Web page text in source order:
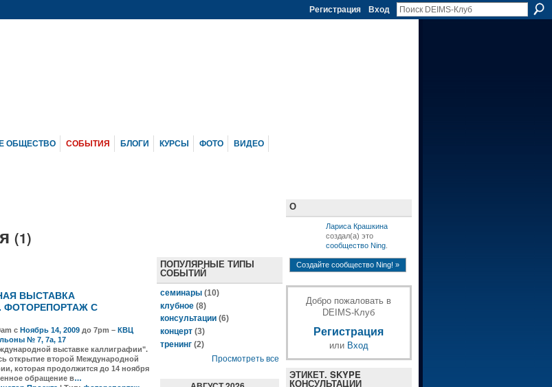
Регистрация Вход
ОБЩЕСТВО СОБЫТИЯ БЛОГИ КУРСЫ ФОТО ВИДЕО
(1)
ВЫСТАВКА
ФОТОРЕПОРТАЖ С
с Ноябрь 14, 2009до 7pm – КВЦ
№ 7, 7а, 17
выставке каллиграфии".
открытие второй Международной
которая продолжится до 14 ноября
обращение в…
ПОПУЛЯРНЫЕ ТИПЫ
СОБЫТИЙ
семинары(10)
клубное(8)
консультации(6)
концерт(3)
тренинг(2)
Просмотреть все
О
Лариса Крашкина
cоздал(а) это
сообщество Ning.
Создайте сообщество Ning! »
Добро пожаловать в
DEIMS-Клуб
Регистрация
или Вход
ЭТИКЕТ. SKYPE
КОНСУЛЬТАЦИИ